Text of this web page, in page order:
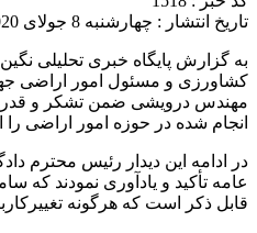
تاریخ انتشار : چهارشنبه 8 جولای 2020 - 21:28
به گزارش پایگاه خبری تحلیلی
کشاورزی و مسئول امور اراضی
مهندس درویشی ضمن تشکر و
انجام شده در حوزه امور اراضی
در ادامه این دیدار رئیس محترم
عامه تأکید و یادآوری نمودند
قابل ذکر است که هرگونه